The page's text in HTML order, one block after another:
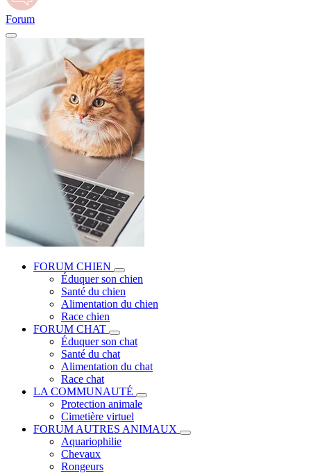
Forum
FORUM CHIEN
Éduquer son chien
Santé du chien
Alimentation du chien
Race chien
FORUM CHAT
Éduquer son chat
Santé du chat
Alimentation du chat
Race chat
LA COMMUNAUTÉ
Protection animale
Cimetière virtuel
FORUM AUTRES ANIMAUX
Aquariophilie
Chevaux
Rongeurs